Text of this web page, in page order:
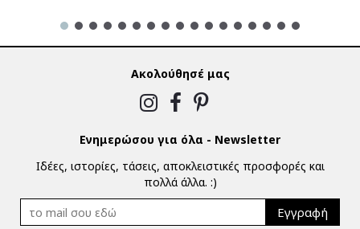
Ακολούθησέ μας
Ενημερώσου για όλα - Newsletter
Ιδέες, ιστορίες, τάσεις, αποκλειστικές προσφορές και
πολλά άλλα. :)
Εγγραφή